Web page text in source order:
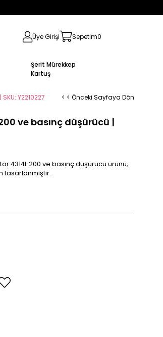
Üye Girişi Sepetim0
Şerit Mürekkep
Kartuş
Y2210227 < < Önceki Sayfaya Dön
ve basınç düşürücü |
4314L 200 ve basınç düşürücü ürünü,